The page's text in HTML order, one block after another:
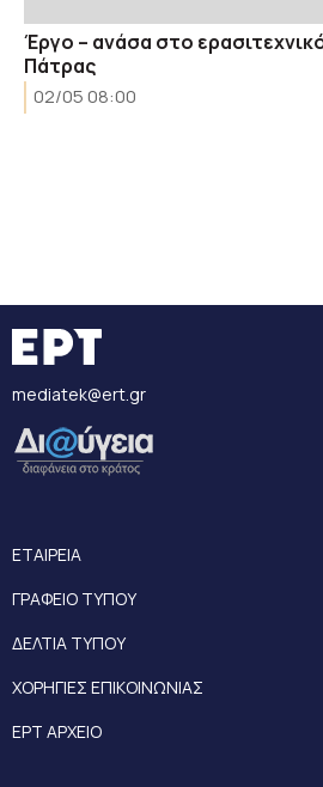
Έργο – ανάσα στο
Πάτρας
02/05 08:00
mediatek@ert.gr
ΕΤΑΙΡΕΙΑ
ΓΡΑΦΕΙΟ ΤΥΠΟΥ
ΔΕΛΤΙΑ ΤΥΠΟΥ
ΧΟΡΗΓΙΕΣ ΕΠΙΚΟΙΝΩΝΙΑΣ
ΕΡΤ ΑΡΧΕΙΟ